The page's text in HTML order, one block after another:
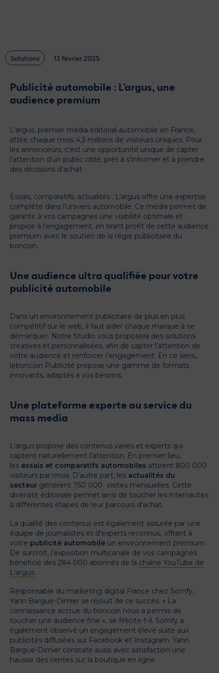
Solutions 13 février 2025
Publicité automobile : L’argus, une
audience premium
L’argus, premier média éditorial automobile en France,
attire chaque mois 4,3 millions de visiteurs uniques. Pour
les annonceurs, c’est une opportunité unique de capter
l’attention d’un public ciblé, prêt à s’informer et à prendre
des décisions d’achat.
Essais, comparatifs, actualités : L’argus offre une expertise
complète dans l’univers automobile. Ce média permet de
garantir à vos campagnes une visibilité optimale et
propice à l’engagement, en tirant profit de cette audience
premium avec le soutien de la régie publicitaire du
boncoin.
Une audience ultra qualifiée pour votre
publicité automobile
Dans un environnement publicitaire de plus en plus
compétitif sur le web, il faut aider chaque marque à se
démarquer. Notre Studio vous proposera des solutions
créatives et personnalisées, afin de capter l’attention de
votre audience et renforcer l’engagement. En ce sens,
leboncoin Publicité propose une gamme de formats
innovants, adaptés à vos besoins.
Une plateforme experte au service du
mass media
L’argus propose des contenus variés et experts qui
captent naturellement l’attention. En premier lieu,
les essais et comparatifs automobiles attirent 800 000
visiteurs par mois. D’autre part, les actualités du
secteur génèrent 750 000 visites mensuelles. Cette
diversité éditoriale permet ainsi de toucher les internautes
à différentes étapes de leur parcours d’achat.
La qualité des contenus est également assurée par une
équipe de journalistes et d’experts reconnus, offrant à
votre publicité automobile un environnement premium.
De surcroît, l’exposition multicanale de vos campagnes
bénéficie des 284 000 abonnés de la chaîne YouTube de
L’argus.
Responsable du marketing digital France chez Somfy,
Yann Bargue-Dimier se réjouit de ce succès. « La
connaissance accrue du boncoin nous a permis de
toucher une audience fine », se félicite-t-il. Somfy a
également observé un engagement élevé suite aux
publicités diffusées sur Facebook et Instagram. Yann
Bargue-Dimier constate aussi avec satisfaction une
hausse des ventes sur la boutique en ligne.